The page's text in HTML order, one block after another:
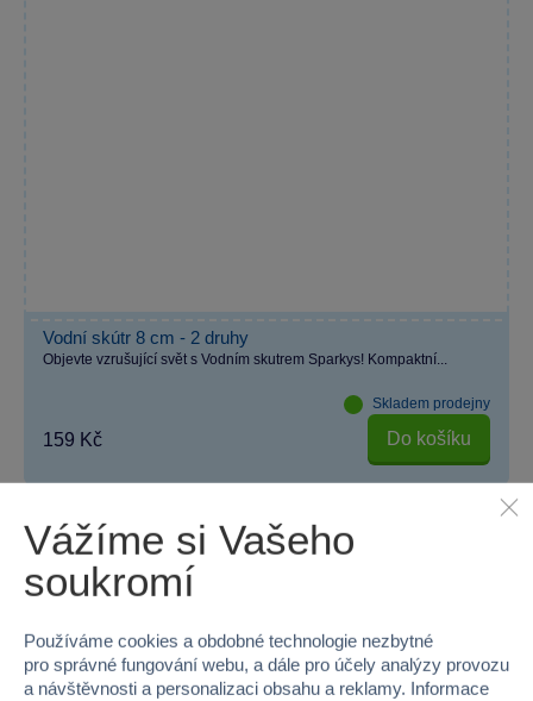
Vodní skútr 8 cm - 2 druhy
Objevte vzrušující svět s Vodním skutrem Sparkys! Kompaktní...
Skladem prodejny
159 Kč Do košíku
Proč nakupovat ve Sparkys?
Vážíme si Vašeho
soukromí
Používáme cookies a obdobné technologie nezbytné
pro správné fungování webu, a dále pro účely analýzy provozu
a návštěvnosti a personalizaci obsahu a reklamy. Informace